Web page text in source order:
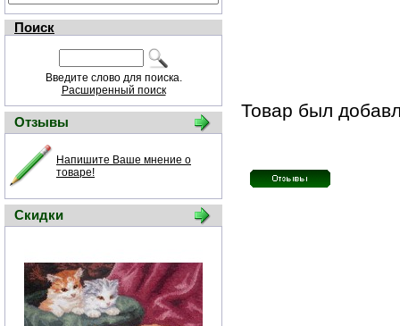
Поиск
Введите слово для поиска.
Расширенный поиск
Отзывы
Напишите Ваше мнение о
товаре!
Скидки
Товар был